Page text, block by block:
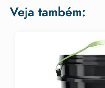
Veja também: